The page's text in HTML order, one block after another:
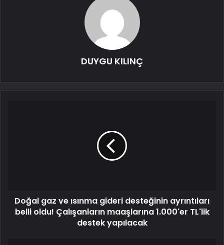
DUYGU KILINÇ
Doğal gaz ve ısınma gideri desteğinin ayrıntıları
belli oldu! Çalışanların maaşlarına 1.000'er TL'lik
destek yapılacak